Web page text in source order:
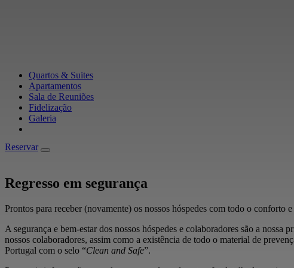
Quartos & Suites
Apartamentos
Sala de Reuniões
Fidelização
Galeria
Reservar
Regresso em segurança
Prontos para receber (novamente) os nossos hóspedes com todo o
A segurança e bem-estar dos nossos hóspedes e colaboradores são a
nossos colaboradores, assim como a existência de todo o material de
Portugal com o selo “Clean and Safe”.